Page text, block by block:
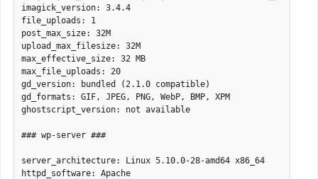
imagick_version: 3.4.4
file_uploads: 1
post_max_size: 32M
upload_max_filesize: 32M
max_effective_size: 32 MB
max_file_uploads: 20
gd_version: bundled (2.1.0 compatible)
gd_formats: GIF, JPEG, PNG, WebP, BMP, XPM
ghostscript_version: not available
### wp-server ###
server_architecture: Linux 5.10.0-28-amd64 x86_64
httpd_software: Apache